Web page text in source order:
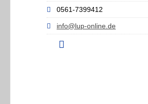
0561-7399412
info@lup-online.de